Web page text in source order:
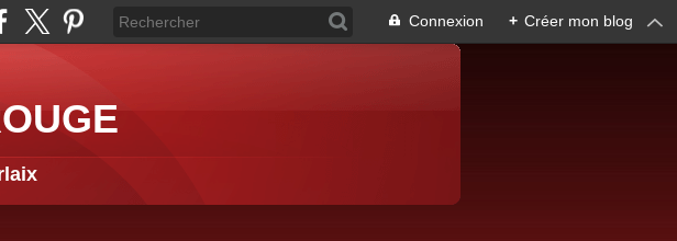
Connexion + Créer mon blog